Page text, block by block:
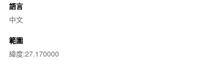
語言
中文
範圍
緯度:27.170000